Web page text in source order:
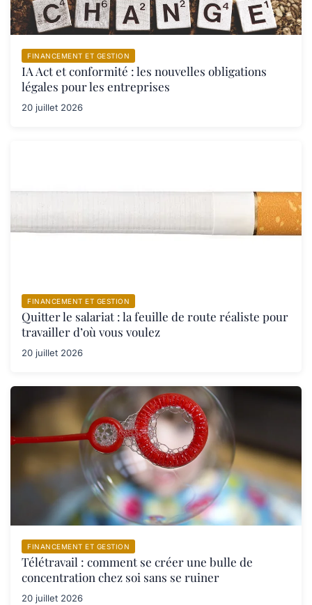
FINANCEMENT ET GESTION
IA Act et conformité : les nouvelles obligations
légales pour les entreprises
20 juillet 2026
FINANCEMENT ET GESTION
Quitter le salariat : la feuille de route réaliste pour
travailler d’où vous voulez
20 juillet 2026
FINANCEMENT ET GESTION
Télétravail : comment se créer une bulle de
concentration chez soi sans se ruiner
20 juillet 2026